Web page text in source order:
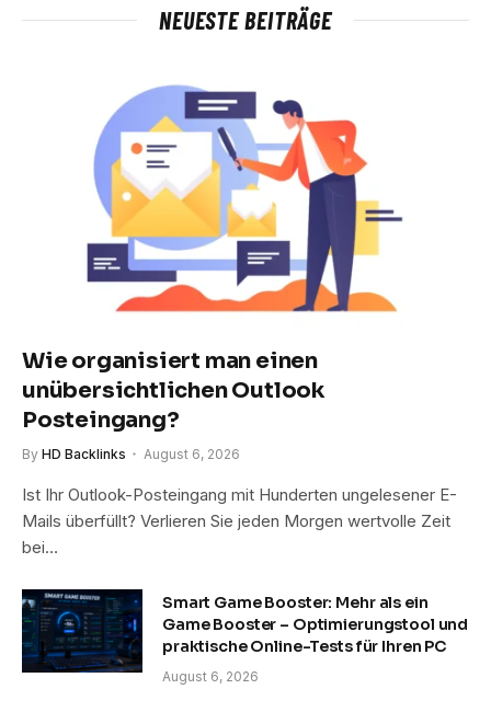
NEUESTE BEITRÄGE
Wie organisiert man einen
unübersichtlichen Outlook
Posteingang?
By HD Backlinks August 6, 2026
Ist Ihr Outlook-Posteingang mit Hunderten ungelesener E-
Mails überfüllt? Verlieren Sie jeden Morgen wertvolle Zeit
bei…
Smart Game Booster: Mehr als ein
Game Booster – Optimierungstool und
praktische Online-Tests für Ihren PC
August 6, 2026